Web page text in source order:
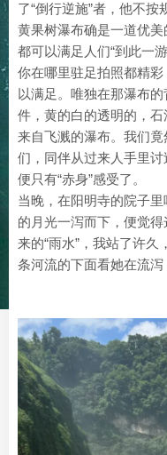
了“倒行逆施”者，他不按
黄果树瀑布确是一道优
都可以满足人们“到此一
你在哪里驻足拍照都精
以满足。唯独在那瀑布
件，黄的白的透明的，
来自飞溅的瀑布。我们
们，同伴从过来人手里
便只有“赤身”感受了。
当晚，在阳明寺的院子
的月光一泻而下，便觉
来的“雨水”，我站了许
条河流的下面看她在流